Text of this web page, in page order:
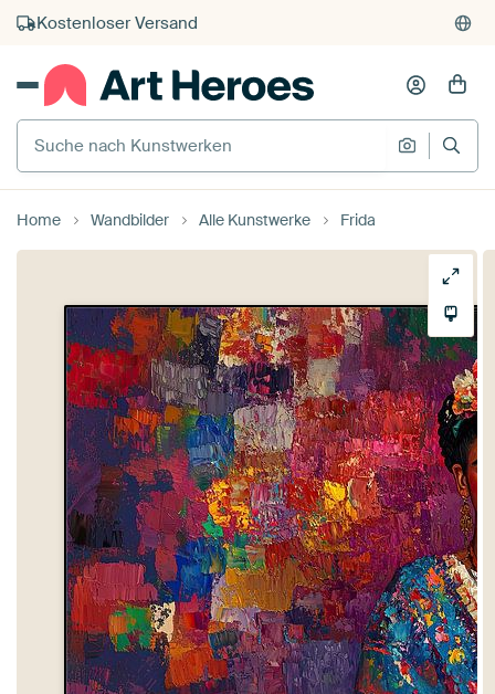
Kauf auf Rechnung
Individueller Druck auf Bestellung
Suche nach Kunstwerken
Suche
Home Wandbilder Alle Kunstwerke Frida